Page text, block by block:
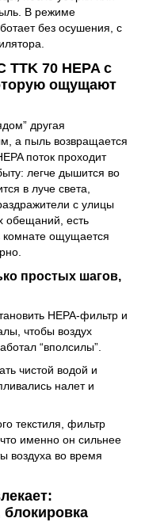
В режиме
без осушения, с
TTK 70 HEPA с
ощущают
другая
а пыль возвращается
поток проходит
легче дышится во
в луче света,
с улицы
обещаний, есть
комнате ощущается
простых шагов,
HEPA-фильтр и
чтобы воздух
“вполсилы”.
чистой водой и
налет и
текстиля, фильтр
именно он сильнее
воздуха во время